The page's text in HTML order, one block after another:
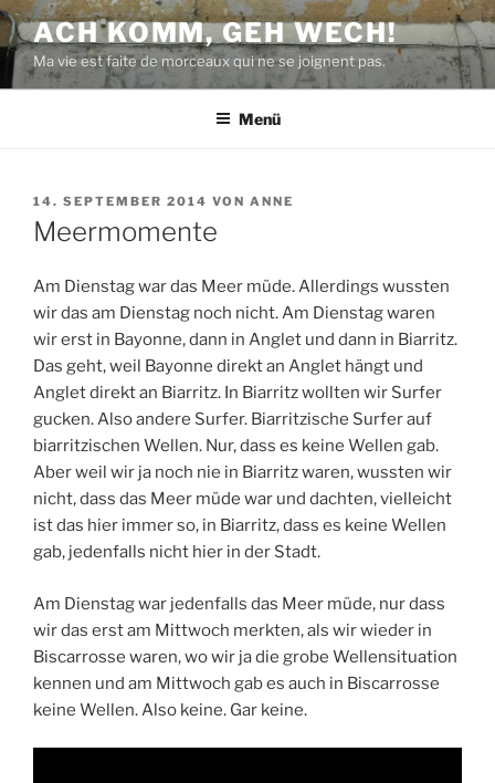
Zum
Inhalt
springen
ACH KOMM, GEH WECH!
Ma vie est faite de morceaux qui ne se joignent pas.
Menü
VERÖFFENTLICHT
AM
14. SEPTEMBER 2014 VON ANNE
Meermomente
Am Dienstag war das Meer müde. Allerdings wussten
wir das am Dienstag noch nicht. Am Dienstag waren
wir erst in Bayonne, dann in Anglet und dann in Biarritz.
Das geht, weil Bayonne direkt an Anglet hängt und
Anglet direkt an Biarritz. In Biarritz wollten wir Surfer
gucken. Also andere Surfer. Biarritzische Surfer auf
biarritzischen Wellen. Nur, dass es keine Wellen gab.
Aber weil wir ja noch nie in Biarritz waren, wussten wir
nicht, dass das Meer müde war und dachten, vielleicht
ist das hier immer so, in Biarritz, dass es keine Wellen
gab, jedenfalls nicht hier in der Stadt.
Am Dienstag war jedenfalls das Meer müde, nur dass
wir das erst am Mittwoch merkten, als wir wieder in
Biscarrosse waren, wo wir ja die grobe Wellensituation
kennen und am Mittwoch gab es auch in Biscarrosse
keine Wellen. Also keine. Gar keine.